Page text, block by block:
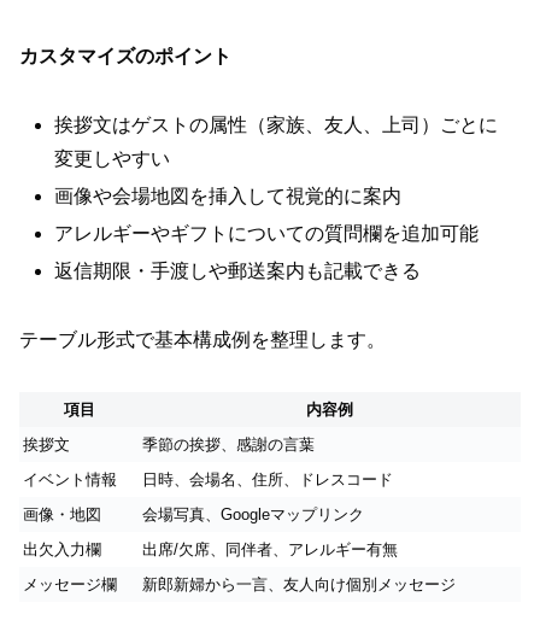
カスタマイズのポイント
挨拶文はゲストの属性（家族、友人、上司）ごとに
変更しやすい
画像や会場地図を挿入して視覚的に案内
アレルギーやギフトについての質問欄を追加可能
返信期限・手渡しや郵送案内も記載できる
テーブル形式で基本構成例を整理します。
項目
内容例
挨拶文
季節の挨拶、感謝の言葉
イベント情報
日時、会場名、住所、ドレスコード
画像・地図
会場写真、Googleマップリンク
出欠入力欄
出席/欠席、同伴者、アレルギー有無
メッセージ欄
新郎新婦から一言、友人向け個別メッセージ